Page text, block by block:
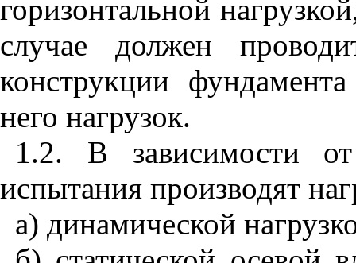
горизонтальной
случае должен
конструкции
него нагрузок.
1.2. В зависимости
испытания производят
а) динамической